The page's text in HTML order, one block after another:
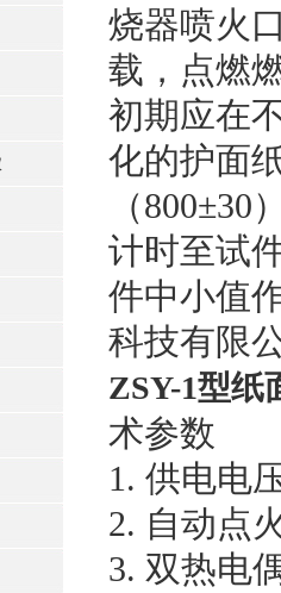
烧器喷火
载，点燃
初期应在
化的护面
（
计时至试
件中小值
科技有限
ZSY-1型纸
术参数
1. 供电电
2. 自动点
3. 双热电